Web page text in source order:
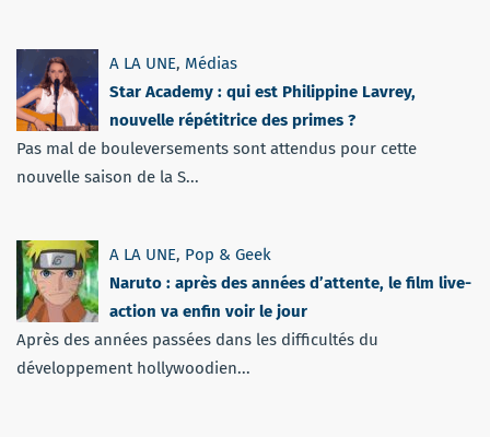
A LA UNE, Médias
Star Academy : qui est Philippine Lavrey,
nouvelle répétitrice des primes ?
Pas mal de bouleversements sont attendus pour cette
nouvelle saison de la S...
A LA UNE, Pop & Geek
Naruto : après des années d’attente, le film live-
action va enfin voir le jour
Après des années passées dans les difficultés du
développement hollywoodien...